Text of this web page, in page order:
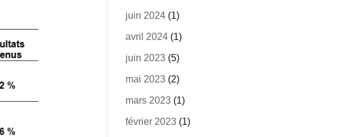
juin 2024(1)
avril 2024(1)
juin 2023(5)
mai 2023(2)
mars 2023(1)
février 2023(1)